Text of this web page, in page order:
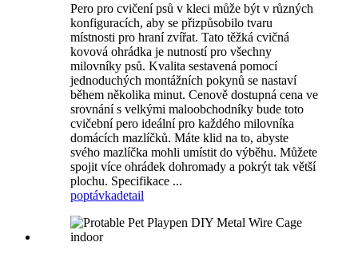
Pero pro cvičení psů v kleci může být v různých
konfiguracích, aby se přizpůsobilo tvaru
místnosti pro hraní zvířat. Tato těžká cvičná
kovová ohrádka je nutností pro všechny
milovníky psů. Kvalita sestavená pomocí
jednoduchých montážních pokynů se nastaví
během několika minut. Cenově dostupná cena ve
srovnání s velkými maloobchodníky bude toto
cvičební pero ideální pro každého milovníka
domácích mazlíčků. Máte klid na to, abyste
svého mazlíčka mohli umístit do výběhu. Můžete
spojit více ohrádek dohromady a pokrýt tak větší
plochu. Specifikace ...
poptávkadetail